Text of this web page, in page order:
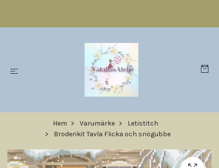
Hem Varumärke
Letistitch
Broderikit Tavla Flicka och snögubbe